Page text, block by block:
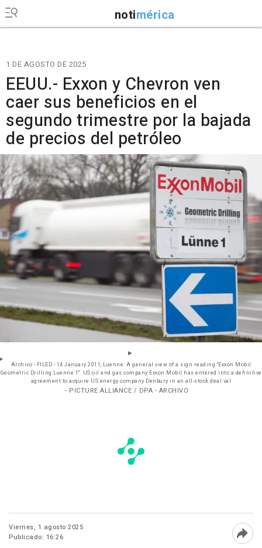
notimérica
1 DE AGOSTO DE 2025
EEUU.- Exxon y Chevron ven
caer sus beneficios en el
segundo trimestre por la bajada
de precios del petróleo
Archivo - FILED - 14 January 2011, Luenne: A general view of a sign reading "Exxon Mobil
Geometric Drilling Luenne 1". US oil and gas company Exxon Mobil has entered into a definitive
agreement to acquire US energy company Denbury in an all-stock deal val
- PICTURE ALLIANCE / DPA - ARCHIVO
Viernes, 1 agosto 2025
Publicado: 16:26